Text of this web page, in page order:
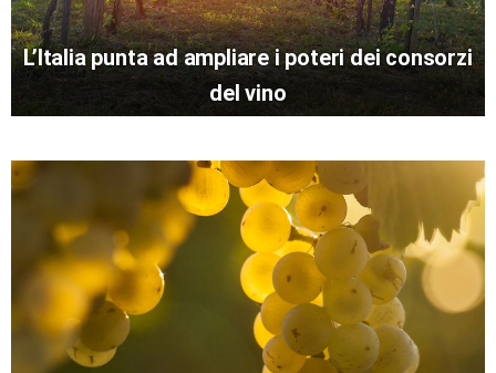
L’Italia punta ad ampliare i poteri dei consorzi
del vino